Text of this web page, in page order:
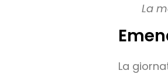
La
La